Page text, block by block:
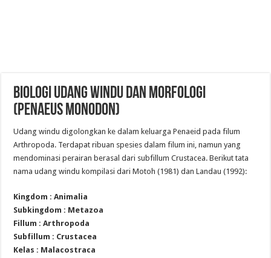
BIOLOGI UDANG WINDU DAN MORFOLOGI
(Penaeus monodon)
Udang windu digolongkan ke dalam keluarga Penaeid pada filum
Arthropoda. Terdapat ribuan spesies dalam filum ini, namun yang
mendominasi perairan berasal dari subfillum Crustacea. Berikut tata
nama udang windu kompilasi dari Motoh (1981) dan Landau (1992):
Kingdom : Animalia
Subkingdom : Metazoa
Fillum : Arthropoda
Subfillum : Crustacea
Kelas : Malacostraca